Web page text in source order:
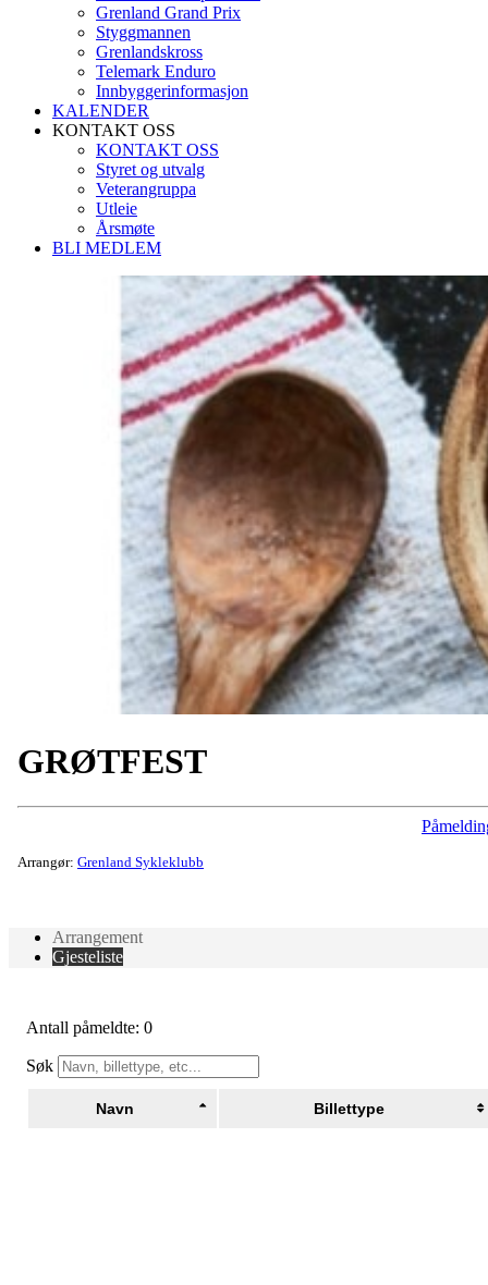
Grenland Grand Prix
Styggmannen
Grenlandskross
Telemark Enduro
Innbyggerinformasjon
KALENDER
KONTAKT OSS
KONTAKT OSS
Styret og utvalg
Veterangruppa
Utleie
Årsmøte
BLI MEDLEM
GRØTFEST
Arrangør: Grenland Sykleklubb
Arrangement
Gjesteliste
Antall påmeldte: 0
Søk
Navn Billettype